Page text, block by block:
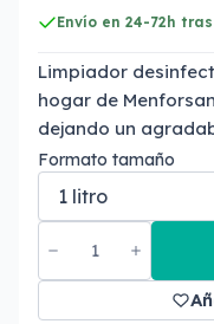
Envío en 24-72h
Limpiador
hogar de
dejando un
Formato tamaño